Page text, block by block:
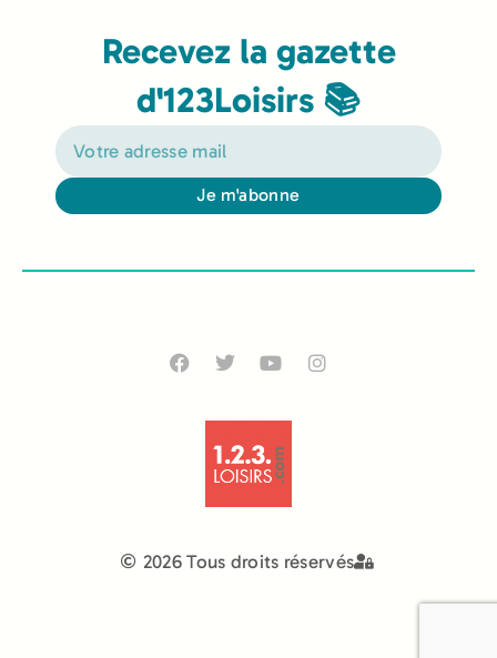
Recevez la gazette
d'123Loisirs 📚
Je m'abonne
2026 Tous droits réservés